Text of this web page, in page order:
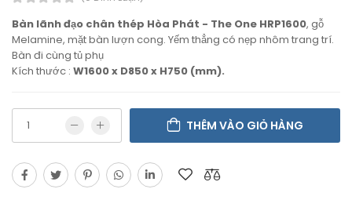
Bàn lãnh đạo chân thép Hòa Phát - The One HRP1600, gỗ
Melamine, mặt bàn lượn cong. Yếm thẳng có nẹp nhôm trang trí.
Bàn đi cùng tủ phụ
Kích thước : W1600 x D850 x H750 (mm).
THÊM VÀO GIỎ HÀNG